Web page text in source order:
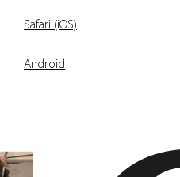
Safari (iOS)
Android